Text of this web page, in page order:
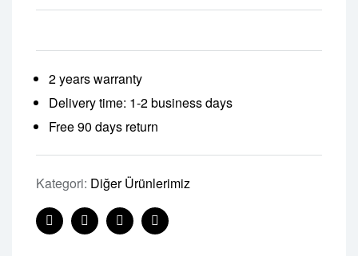
2 years warranty
Delivery time: 1-2 business days
Free 90 days return
Kategori: Diğer Ürünlerimiz
FacebookTwitterLinkedinPinterest